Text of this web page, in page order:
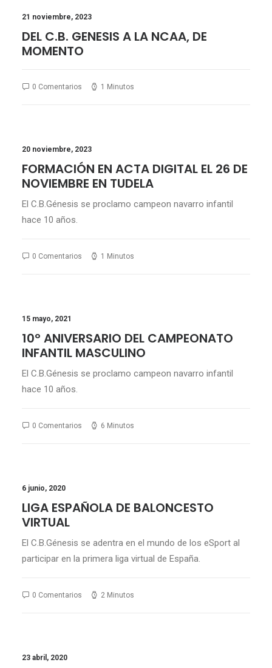
21 noviembre, 2023
DEL C.B. GENESIS A LA NCAA, DE
MOMENTO
0 Comentarios 1 Minutos
20 noviembre, 2023
FORMACIÓN EN ACTA DIGITAL EL 26 DE
NOVIEMBRE EN TUDELA
El C.B.Génesis se proclamo campeon navarro infantil
hace 10 años.
0 Comentarios 1 Minutos
15 mayo, 2021
10º ANIVERSARIO DEL CAMPEONATO
INFANTIL MASCULINO
El C.B.Génesis se proclamo campeon navarro infantil
hace 10 años.
0 Comentarios 6 Minutos
6 junio, 2020
LIGA ESPAÑOLA DE BALONCESTO
VIRTUAL
El C.B.Génesis se adentra en el mundo de los eSport al
participar en la primera liga virtual de España.
0 Comentarios 2 Minutos
23 abril, 2020